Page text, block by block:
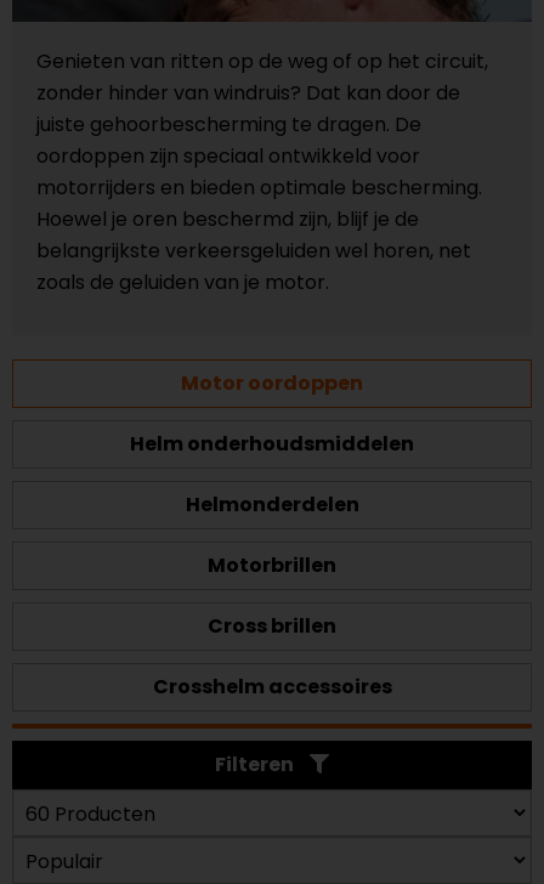
Genieten van ritten op de weg of op het circuit,
zonder hinder van windruis? Dat kan door de
juiste gehoorbescherming te dragen. De
oordoppen zijn speciaal ontwikkeld voor
motorrijders en bieden optimale bescherming.
Hoewel je oren beschermd zijn, blijf je de
belangrijkste verkeersgeluiden wel horen, net
zoals de geluiden van je motor.
Motor oordoppen
Helm onderhoudsmiddelen
Helmonderdelen
Motorbrillen
Cross brillen
Crosshelm accessoires
Filteren